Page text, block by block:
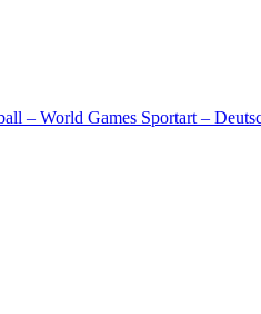
– World Games Sportart –